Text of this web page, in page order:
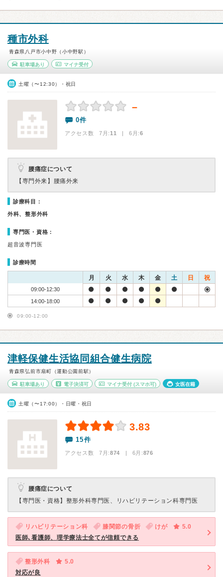
種市外科
青森県八戸市小中野（小中野駅）
駐車場あり マイナ受付
土曜（〜12:30）・祝日
－
0件
アクセス数 7月:11 | 6月:6
腰痛症について
【専門外来】
腰痛外来
診療科目：
外科、整形外科
専門医・資格：
超音波専門医
診療時間
月 火 水 木 金 土 日 祝
09:00-12:30
14:00-18:00
09:00-12:00
津軽保健生活協同組合健生病院
青森県弘前市扇町（運動公園前駅）
駐車場あり 電子決済可 マイナ受付 (スマホ可) 女医在籍
土曜（〜17:00）・日曜・祝日
3.83
15件
アクセス数 7月:874 | 6月:876
腰痛症について
【専門医・資格】 整形外科専門医、リハビリテーション科専門医
リハビリテーション科 膝関節の骨折 けが
5.0
医師､看護師、理学療法士全てが信頼できる
整形外科
5.0
対応が良